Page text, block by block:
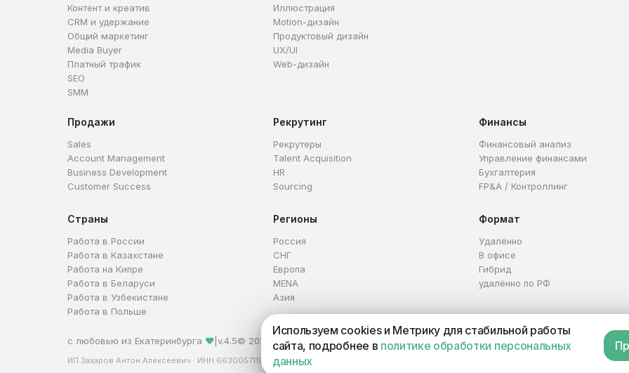
Контент и креатив
CRM и удержание
Общий маркетинг
Media Buyer
Платный трафик
SEO
SMM
Иллюстрация
Motion-дизайн
Продуктовый дизайн
UX/UI
Web-дизайн
Продажи
Sales
Account Management
Business Development
Customer Success
Рекрутинг
Рекрутеры
Talent Acquisition
HR
Sourcing
Финансы
Финансовый анализ
Управление финансами
Бухгалтерия
FP&A / Контроллинг
Страны
Работа в России
Работа в Казахстане
Работа на Кипре
Работа в Беларуси
Работа в Узбекистане
Работа в Польше
Регионы
Россия
СНГ
Европа
MENA
Азия
Формат
Удалённо
В офисе
Гибрид
удалённо по РФ
с любовью из Екатеринбурга ❤ v.4.5© 2026 HireHi
ИП Захаров Антон Алексеевич · ИНН 663005711880 · ОГРНИП 321665800059102
Используем cookies и Метрику для стабильной работы
сайта, подробнее в политике обработки персональных
данных